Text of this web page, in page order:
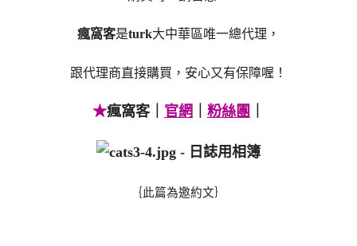
瘋窩客是turk大中華區唯一總代理，
跟代理商直接購買，安心又有保障喔！
★瘋窩客｜ 官網 粉絲團
｛此篇為邀約文｝